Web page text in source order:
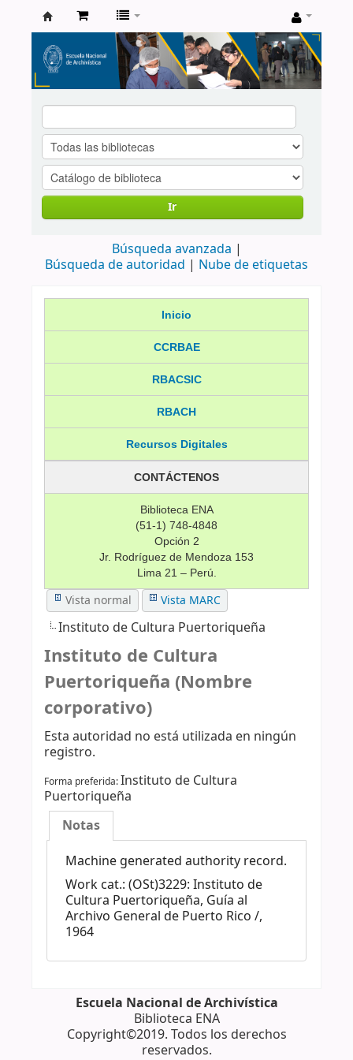
Catálogo
de
Biblioteca
ENA
Ir
Búsqueda avanzada
Búsqueda de autoridad
Nube de etiquetas
Inicio
CCRBAE
RBACSIC
RBACH
Recursos Digitales
CONTÁCTENOS
Biblioteca ENA
(51-1) 748-4848
Opción 2
Jr. Rodríguez de Mendoza 153
Lima 21 – Perú.
Vista normal Vista MARC
Instituto de Cultura Puertoriqueña
Instituto de Cultura
Puertoriqueña (Nombre
corporativo)
Esta autoridad no está utilizada en ningún
registro.
Forma preferida:Instituto de Cultura
Puertoriqueña
Notas
Machine generated authority record.
Work cat.: (OSt)3229: Instituto de
Cultura Puertoriqueña, Guía al
Archivo General de Puerto Rico /,
1964
Escuela Nacional de Archivística
Biblioteca ENA
Copyright©2019. Todos los derechos
reservados.